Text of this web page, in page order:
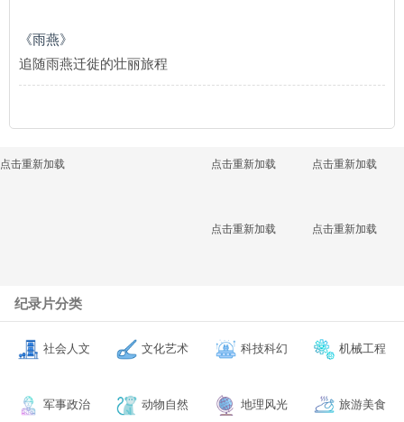
《雨燕》
追随雨燕迁徙的壮丽旅程
点击重新加载 点击重新加载 点击重新加载
点击重新加载 点击重新加载
纪录片分类
社会人文 文化艺术 科技科幻 机械工程
军事政治 动物自然 地理风光 旅游美食